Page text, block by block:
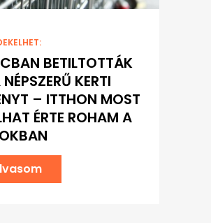
BETILTOTTÁK
KERTI
– ITTHON MOST
ÉRTE ROHAM A